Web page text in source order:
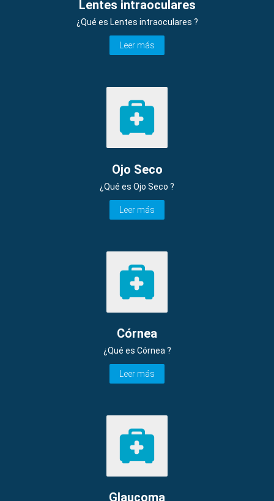
Lentes intraoculares
¿Qué es Lentes intraoculares ?
Leer más
Ojo Seco
¿Qué es Ojo Seco ?
Leer más
Córnea
¿Qué es Córnea ?
Leer más
Glaucoma